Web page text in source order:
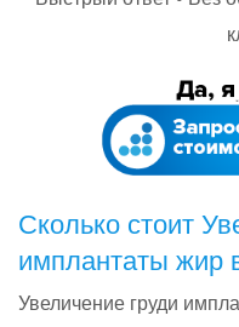
Сколько стоит
имплантаты жир
Увеличение груди